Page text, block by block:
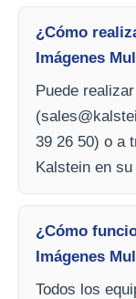
¿Cómo
Imágenes
Puede
(
39 26 50) o a
Kalstein en
¿Cómo
Imágenes
Todos los